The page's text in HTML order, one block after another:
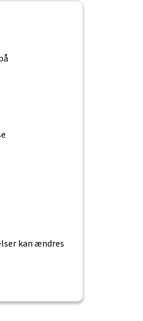
kan ændres